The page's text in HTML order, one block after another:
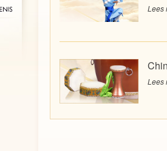
Lees
Lees